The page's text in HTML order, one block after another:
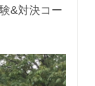
&対決コー